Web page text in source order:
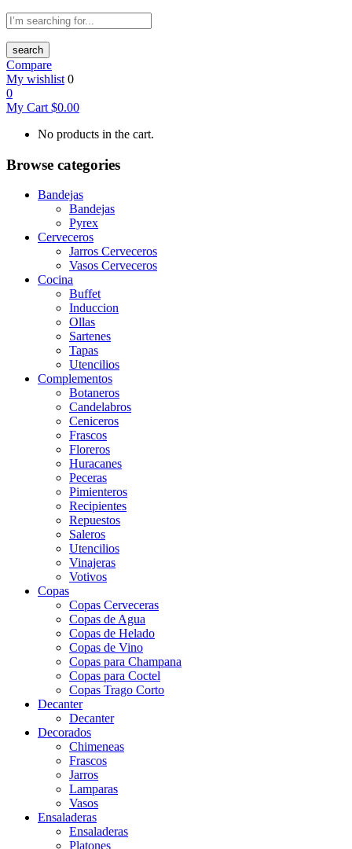
search
Compare
My wishlist 0
0
My Cart $0.00
No products in the cart.
Browse categories
Bandejas
Bandejas
Pyrex
Cerveceros
Jarros Cerveceros
Vasos Cerveceros
Cocina
Buffet
Induccion
Ollas
Sartenes
Tapas
Utencilios
Complementos
Botaneros
Candelabros
Ceniceros
Frascos
Floreros
Huracanes
Peceras
Pimienteros
Recipientes
Repuestos
Saleros
Utencilios
Vinajeras
Votivos
Copas
Copas Cerveceras
Copas de Agua
Copas de Helado
Copas de Vino
Copas para Champana
Copas para Coctel
Copas Trago Corto
Decanter
Decanter
Decorados
Chimeneas
Frascos
Jarros
Lamparas
Vasos
Ensaladeras
Ensaladeras
Platones